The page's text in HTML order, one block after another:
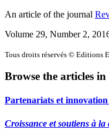
An article of the journal
Volume 29, Number 2,
Tous droits réservés © Editions
Browse the articles in
Partenariats et innovation
Croissance et soutiens à la